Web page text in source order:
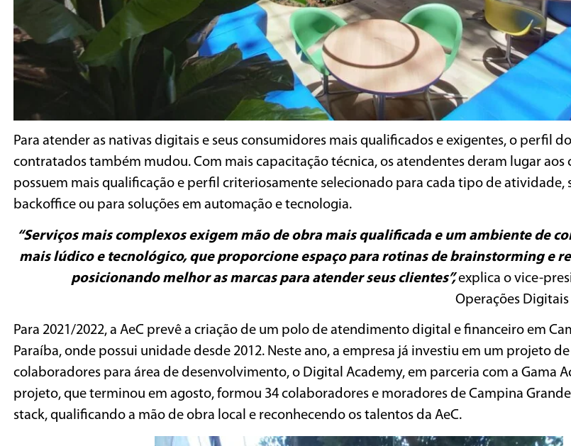
Para atender as nativas digitais e seus consumidores mais qualificados e exigentes, o perfil
contratados também mudou. Com mais capacitação técnica, os atendentes deram lugar aos
possuem mais qualificação e perfil criteriosamente selecionado para cada tipo de atividade,
backoffice ou para soluções em automação e tecnologia.
“Serviços mais complexos exigem mão de obra mais qualificada e um ambiente de
mais lúdico e tecnológico, que proporcione espaço para rotinas de brainstorming e
posicionando melhor as marcas para atender seus clientes”,explica o vice-
Operações Digitais
Para 2021/2022, a AeC prevê a criação de um polo de atendimento digital e financeiro em
Paraíba, onde possui unidade desde 2012. Neste ano, a empresa já investiu em um projeto
colaboradores para área de desenvolvimento, o Digital Academy, em parceria com a Gama
projeto, que terminou em agosto, formou 34 colaboradores e moradores de Campina
stack, qualificando a mão de obra local e reconhecendo os talentos da AeC.